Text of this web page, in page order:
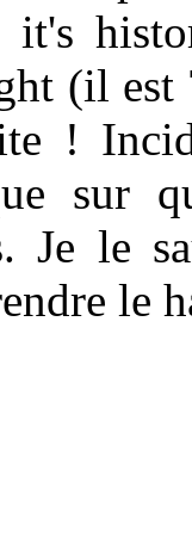
it's
(il
!
sur
Je le
le